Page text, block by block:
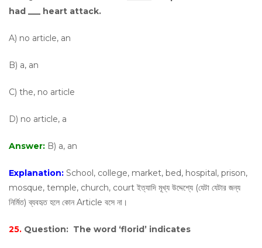
had ___ heart attack.
A) no article, an
B) a, an
C) the, no article
D) no article, a
Answer: B) a, an
Explanation: School, college, market, bed, hospital, prison,
mosque, temple, church, court ইত্যাদি মূখ্য উদ্দেশ্যে (যেটা যেটার জন্য
নির্মিত) ব্যবহৃত হলে কোন Article বসে না।
25. Question: The word ‘florid’ indicates